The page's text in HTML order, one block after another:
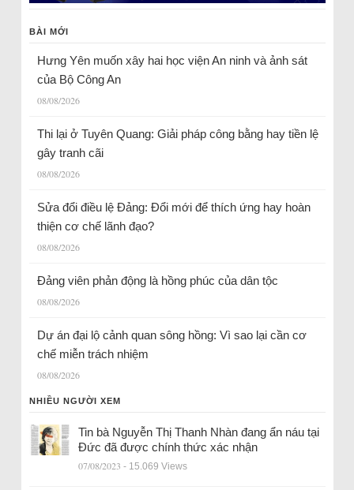
BÀI MỚI
Hưng Yên muốn xây hai học viện An ninh và ảnh sát
của Bộ Công An
08/08/2026
Thi lại ở Tuyên Quang: Giải pháp công bằng hay tiền lệ
gây tranh cãi
08/08/2026
Sửa đổi điều lệ Đảng: Đổi mới để thích ứng hay hoàn
thiện cơ chế lãnh đạo?
08/08/2026
Đảng viên phản động là hồng phúc của dân tộc
08/08/2026
Dự án đại lộ cảnh quan sông hồng: Vì sao lại cần cơ
chế miễn trách nhiệm
08/08/2026
NHIỀU NGƯỜI XEM
Tin bà Nguyễn Thị Thanh Nhàn đang ẩn náu tại
Đức đã được chính thức xác nhận
07/08/2023 - 15.069 Views